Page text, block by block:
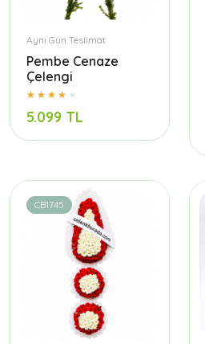
Aynı Gün Teslimat
Pembe Cenaze
Çelengi
5.099 TL
CB1745